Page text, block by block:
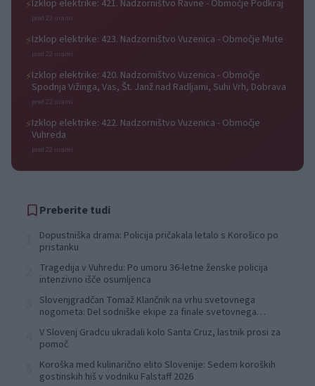
⚡Izklop elektrike: 421. Nadzorništvo Ravne - Območje Podkraj
pred 22 urami
⚡Izklop elektrike: 423. Nadzorništvo Vuzenica - Območje Mute
pred 22 urami
⚡Izklop elektrike: 420. Nadzorništvo Vuzenica - Območje
Spodnja Vižinga, Vas, Št. Janž nad Radljami, Suhi Vrh, Dobrava
pred 22 urami
⚡Izklop elektrike: 422. Nadzorništvo Vuzenica - Območje
Vuhreda
pred 22 urami
Preberite tudi
Dopustniška drama: Policija pričakala letalo s Korošico po
pristanku
Tragedija v Vuhredu: Po umoru 36-letne ženske policija
intenzivno išče osumljenca
Slovenjgradčan Tomaž Klančnik na vrhu svetovnega
nogometa: Del sodniške ekipe za finale svetovnega
V Slovenj Gradcu ukradali kolo Santa Cruz, lastnik prosi za
pomoč
Koroška med kulinarično elito Slovenije: Sedem koroških
gostinskih hiš v vodniku Falstaff 2026